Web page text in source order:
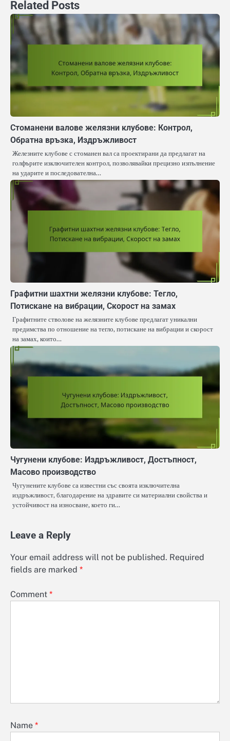
Related Posts
Стоманени валове желязни клубове: Контрол,
Обратна връзка, Издръжливост
Железните клубове с стоманен вал са проектирани да предлагат на
голфърите изключителен контрол, позволявайки прецизно изпълнение
на ударите и последователна…
Графитни шахтни желязни клубове: Тегло,
Потискане на вибрации, Скорост на замах
Графитните стволове на желязните клубове предлагат уникални
предимства по отношение на тегло, потискане на вибрации и скорост
на замах, които…
Чугунени клубове: Издръжливост, Достъпност,
Масово производство
Чугунените клубове са известни със своята изключителна
издръжливост, благодарение на здравите си материални свойства и
устойчивост на износване, което ги…
Leave a Reply
Your email address will not be published. Required
fields are marked *
Comment *
Name *